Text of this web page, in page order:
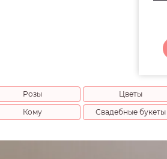
Розы Цветы
Кому Свадебные букеты